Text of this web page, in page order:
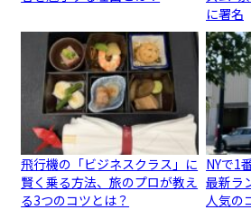
に署名
飛行機の「ビジネスクラス」に
賢く乗る方法、旅のプロが教え
る3つのコツとは？
NYで1
最新ラ
人気の